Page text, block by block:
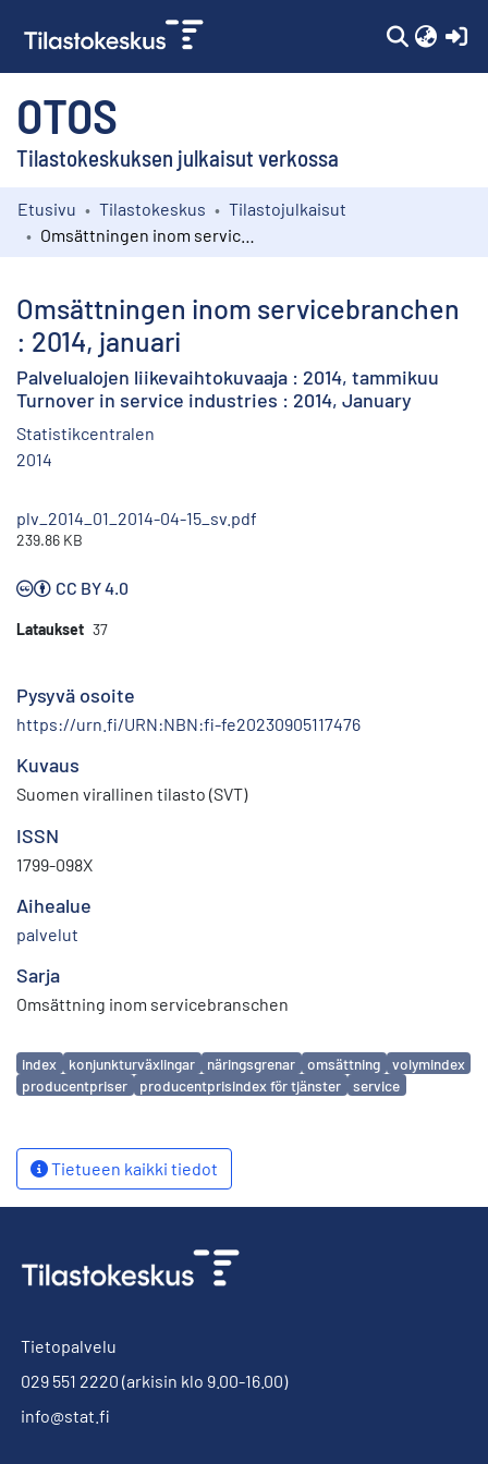
OTOS
Tilastokeskuksen julkaisut verkossa
Kokoelmat
Etusivu Tilastokeskus
Tilastojulkaisut
Omsättningen inom servicebranchen
: 2014, januari
Palvelualojen liikevaihtokuvaaja : 2014, tammikuu
Turnover in service industries : 2014, January
Statistikcentralen
2014
plv_2014_01_2014-04-15_sv.pdf
239.86 KB
CC BY 4.0
Lataukset 37
Pysyvä osoite
https://urn.fi/URN:NBN:fi-fe20230905117476
Kuvaus
Suomen virallinen tilasto (SVT)
ISSN
1799-098X
Aihealue
palvelut
Sarja
Omsättning inom servicebranschen
Avainsanat
index konjunkturväxlingar näringsgrenar omsättning
volymindex
producentpriser
producentprisindex för tjänster service
Tietueen kaikki tiedot
Tietopalvelu
029 551 2220 (arkisin klo 9.00-16.00)
info@stat.fi